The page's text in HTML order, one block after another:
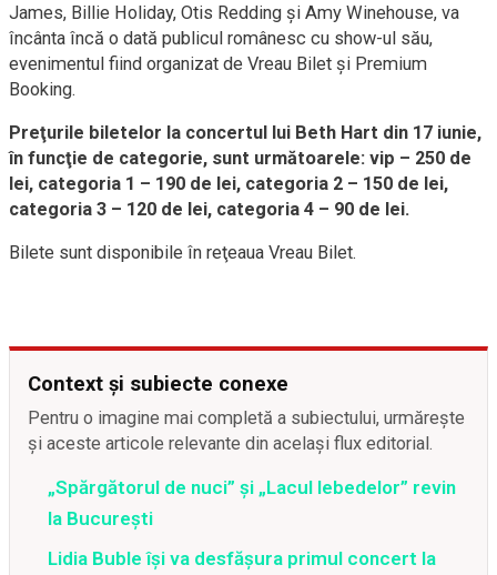
James, Billie Holiday, Otis Redding şi Amy Winehouse, va
încânta încă o dată publicul românesc cu show-ul său,
evenimentul fiind organizat de Vreau Bilet şi Premium
Booking.
Preţurile biletelor la concertul lui Beth Hart din 17 iunie,
în funcţie de categorie, sunt următoarele: vip – 250 de
lei, categoria 1 – 190 de lei, categoria 2 – 150 de lei,
categoria 3 – 120 de lei, categoria 4 – 90 de lei.
Bilete sunt disponibile în reţeaua Vreau Bilet.
Context și subiecte conexe
Pentru o imagine mai completă a subiectului, urmărește
și aceste articole relevante din același flux editorial.
„Spărgătorul de nuci” și „Lacul lebedelor” revin
la București
Lidia Buble își va desfășura primul concert la